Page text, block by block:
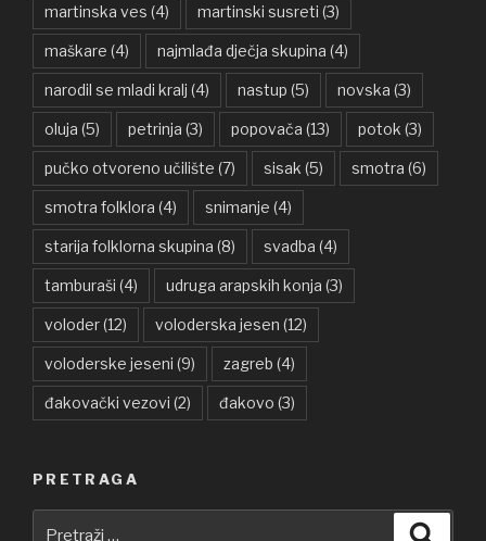
martinska ves (4) martinski susreti (3)
maškare (4) najmlađa dječja skupina (4)
narodil se mladi kralj (4) nastup (5) novska (3)
oluja (5) petrinja (3) popovača (13) potok (3)
pučko otvoreno učilište (7) sisak (5) smotra (6)
smotra folklora (4) snimanje (4)
starija folklorna skupina (8) svadba (4)
tamburaši (4) udruga arapskih konja (3)
voloder(12) voloderska jesen (12)
voloderske jeseni (9) zagreb (4)
đakovački vezovi (2) đakovo (3)
PRETRAGA